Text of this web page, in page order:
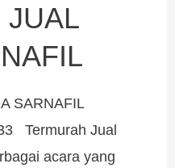
JUAL
SARNAFIL
Termurah Jual
acara yang